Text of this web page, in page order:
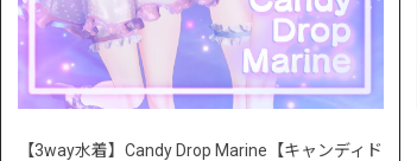
【3way水着】Candy Drop Marine【キャンディド